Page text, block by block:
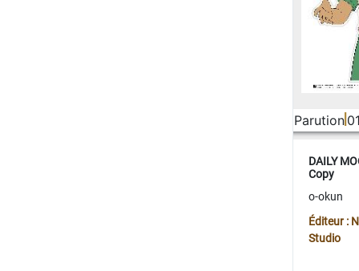
Parution
DAILY
Copy
o-okun
Éditeur :
Studio